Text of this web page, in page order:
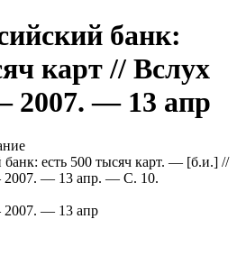
банк:
карт // Вслух
2007. — 13 апр
есть 500 тысяч карт. — [б.и.] //
2007. — 13 апр. — С. 10.
2007. — 13 апр